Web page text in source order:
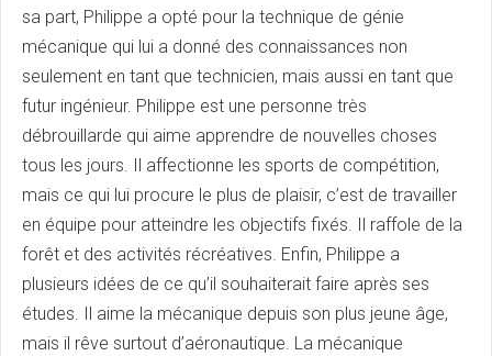
sa part, Philippe a opté pour la technique de génie
mécanique qui lui a donné des connaissances non
seulement en tant que technicien, mais aussi en tant que
futur ingénieur. Philippe est une personne très
débrouillarde qui aime apprendre de nouvelles choses
tous les jours. Il affectionne les sports de compétition,
mais ce qui lui procure le plus de plaisir, c’est de travailler
en équipe pour atteindre les objectifs fixés. Il raffole de la
forêt et des activités récréatives. Enfin, Philippe a
plusieurs idées de ce qu’il souhaiterait faire après ses
études. Il aime la mécanique depuis son plus jeune âge,
mais il rêve surtout d’aéronautique. La mécanique